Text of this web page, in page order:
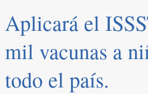
Aplicará el
mil vacunas a
todo el país.